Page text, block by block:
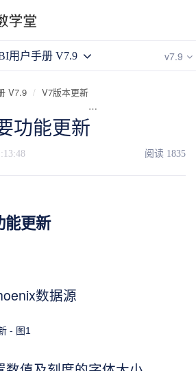
V7.9 V7版本更新
功能更新
阅读 1835
能更新
数据源
用户手册 V7.9 v7.9